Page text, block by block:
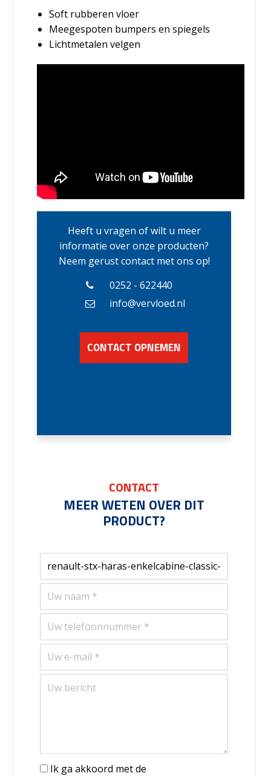
Soft rubberen vloer
Meegespoten bumpers en spiegels
Lichtmetalen velgen
Heeft u vragen of wilt u meer
informatie over onze producten?
Neem gerust contact met ons op!
0252 - 622440
info@vervloed.nl
CONTACT OPNEMEN
CONTACT
MEER WETEN OVER DIT
PRODUCT?
Ik ga akkoord met de